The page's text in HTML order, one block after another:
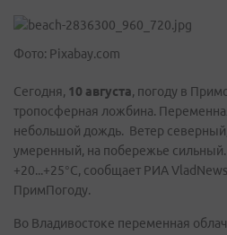
Фото: Pixabay.com
Сегодня, 10 августа, погоду в
тропосферная ложбина.
небольшой дождь. Ветер
умеренный, на побережье сильный.
+20...+25°C, сообщает РИА
ПримПогоду.
Во Владивостоке переменная